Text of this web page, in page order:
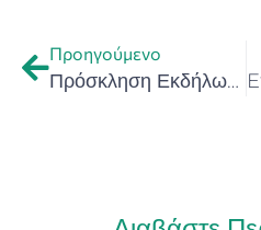
Προηγούμενο
Πρόσκληση Εκδήλωσης Ενδιαφέροντος Συμμετοχής στο τριήμερο Καινοτομίας της Περιφέρειας Κρήτης «InnoDays 2022»